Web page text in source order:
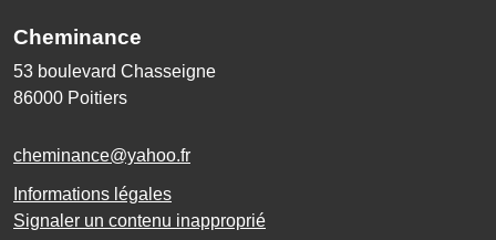
Cheminance
53 boulevard Chasseigne
86000 Poitiers
cheminance@yahoo.fr
Informations légales
Signaler un contenu inapproprié